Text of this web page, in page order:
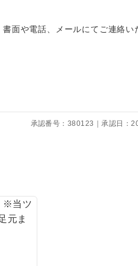
面や電話、メールにてご連絡い
承認番号：380123｜承認日：